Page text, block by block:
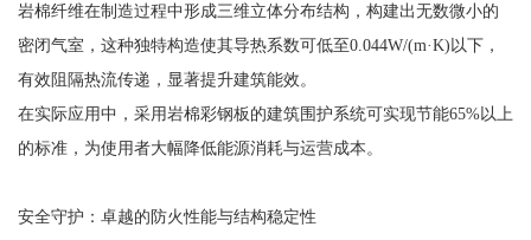
岩棉纤维在制造过程中形成三维立体分布结构，构建出无数微小的
密闭气室，这种独特构造使其导热系数可低至0.044W/(m·K)以下，
有效阻隔热流传递，显著提升建筑能效。
在实际应用中，采用岩棉彩钢板的建筑围护系统可实现节能65%以上
的标准，为使用者大幅降低能源消耗与运营成本。
安全守护：卓越的防火性能与结构稳定性